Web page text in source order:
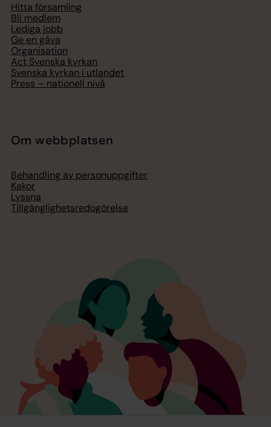
Hitta församling
Bli medlem
Lediga jobb
Ge en gåva
Organisation
Act Svenska kyrkan
Svenska kyrkan i utlandet
Press – nationell nivå
Om webbplatsen
Behandling av personuppgifter
Kakor
Lyssna
Tillgänglighetsredogörelse